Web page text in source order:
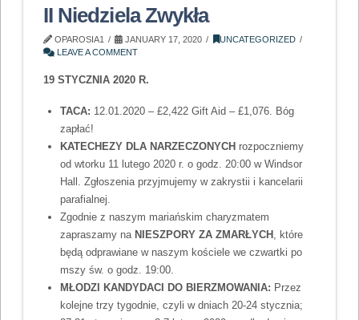
II Niedziela Zwykła
OPAROSIA1 JANUARY 17, 2020
UNCATEGORIZED
LEAVE A COMMENT
19 STYCZNIA 2020 R.
TACA: 12.01.2020 – £2,422 Gift Aid – £1,076. Bóg
zapłać!
KATECHEZY DLA NARZECZONYCH rozpoczniemy
od wtorku 11 lutego 2020 r. o godz. 20:00 w Windsor
Hall. Zgłoszenia przyjmujemy w zakrystii i kancelarii
parafialnej.
Zgodnie z naszym mariańskim charyzmatem
zapraszamy na NIESZPORY ZA ZMARŁYCH , które
będą odprawiane w naszym kościele we czwartki po
mszy św. o godz. 19:00.
MŁODZI KANDYDACI DO BIERZMOWANIA: Przez
kolejne trzy tygodnie, czyli w dniach 20-24 stycznia;